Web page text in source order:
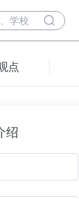
点
绍